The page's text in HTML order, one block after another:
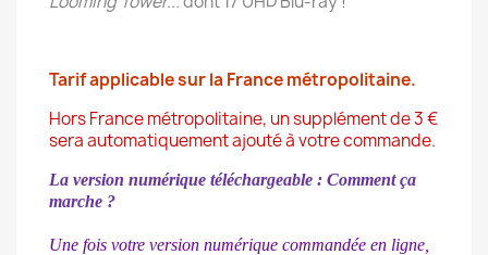
Tarif applicable sur la France métropolitaine.
Hors France métropolitaine, un supplément de 3 €
sera automatiquement ajouté à votre commande.
La version numérique téléchargeable : Comment ça
marche ?
Une fois votre version numérique commandée en ligne,